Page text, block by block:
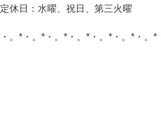
定休日：水曜、祝日、第三火曜
・。*・。*・。*・。*・。*・。*・。